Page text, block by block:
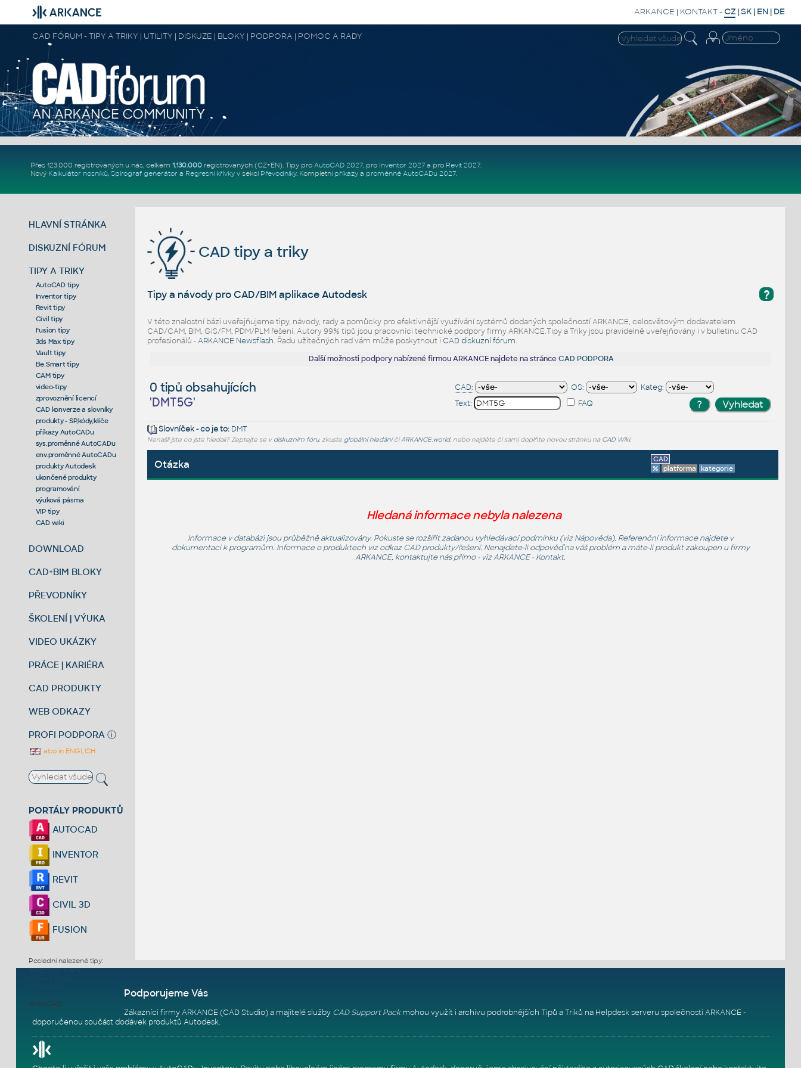
ARKANCE | KONTAKT- CZ |SK | EN | DE
CAD FÓRUM - TIPY A TRIKY | UTILITY | DISKUZE | BLOKY | PODPORA | POMOC A RADY
Přes 123.000 registrovaných u nás, celkem 1.130.000registrovaných (CZ+EN). Tipy pro AutoCAD 2027, pro Inventor 2027a pro Revit 2027.
Nový Kalkulátor nosníků, Spirograf generátor a Regresní křivkyv sekci Převodníky. Kompletní příkazya proměnné AutoCADu 2027.
HLAVNÍ STRÁNKA
DISKUZNÍ FÓRUM
TIPY A TRIKY
AutoCAD tipy
Inventor tipy
Revit tipy
Civil tipy
Fusion tipy
3ds Max tipy
Vault tipy
Be.Smart tipy
CAM tipy
video-tipy
zprovoznění licencí
CAD konverze a slovníky
produkty - SP,kódy,klíče
příkazy AutoCADu
sys.proměnné AutoCADu
env.proměnné AutoCADu
produkty Autodesk
ukončené produkty
programování
výuková pásma
VIP tipy
CAD wiki
DOWNLOAD
CAD+BIM BLOKY
PŘEVODNÍKY
ŠKOLENÍ | VÝUKA
VIDEO UKÁZKY
PRÁCE | KARIÉRA
CAD PRODUKTY
WEB ODKAZY
PROFI PODPORA ⓘ
also in ENGLISH
PORTÁLY PRODUKTŮ
AUTOCAD
INVENTOR
REVIT
CIVIL 3D
FUSION
Poslední nalezené tipy:
Rozvinutý tvaru
BricsCAD
CAD tipy a triky
?
Tipy a návody pro CAD/BIM aplikace Autodesk
V této znalostní bázi uveřejňujeme tipy, návody, rady a pomůcky pro efektivnější využívání systémů dodaných společností ARKANCE, celosvětovým dodavatelem
CAD/CAM, BIM, GIS/FM, PDM/PLM řešení. Autory 99% tipů jsou pracovníci technické podpory firmy ARKANCE.Tipy a Triky jsou pravidelně uveřejňovány i v bulletinu CAD
profesionálů -ARKANCE Newsflash. Řadu užitečných rad vám může poskytnout i CAD diskuzní fórum.
Další možnosti podpory nabízené firmou ARKANCE najdete na stránceCAD PODPORA
0 tipů obsahujících
'DMT5G'
CAD: OS:
Kateg:
Text:
FAQ
Slovníček - co je to: DMT
Nenašli jste co jste hledali? Zeptejte se v diskuzním fóru, zkuste globální hledáníčiARKANCE.world, nebo najděte či sami doplňte novou stránku na CAD Wiki.
Otázka
CAD
%
platforma kategorie
Hledaná informace nebyla nalezena
Informace v databázi jsou průběžně aktualizovány. Pokuste se rozšířit zadanou vyhledávací podmínku (vizNápověda). Referenční informace najdete v
dokumentaci k programům. Informace o produktech viz odkazCAD produkty/řešení. Nenajdete-li odpověď na váš problém a máte-li produkt zakoupen u firmy
ARKANCE, kontaktujte nás přímo - vizARKANCE - Kontakt.
Podporujeme Vás
Zákazníci firmy ARKANCE (CAD Studio) a majitelé služby CAD Support Packmohou využít i archivu podrobnějších Tipů a Triků na Helpdesk serveru společnosti ARKANCE -
doporučenou součást dodávek produktů Autodesk.